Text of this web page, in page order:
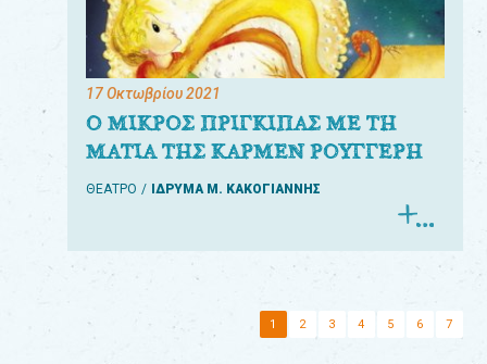
17 Οκτωβρίου 2021
Ο ΜΙΚΡΟΣ ΠΡΙΓΚΙΠΑΣ ΜΕ ΤΗ
ΜΑΤΙΑ ΤΗΣ ΚΑΡΜΕΝ ΡΟΥΓΓΕΡΗ
ΘΕΑΤΡΟ ΙΔΡΥΜΑ Μ. ΚΑΚΟΓΙΑΝΝΗΣ
1 2 3 4 5 6 7